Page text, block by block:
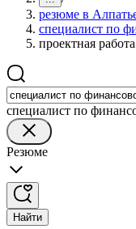
резюме в
специалист по
проектная работа
специалист по
Резюме
Найти